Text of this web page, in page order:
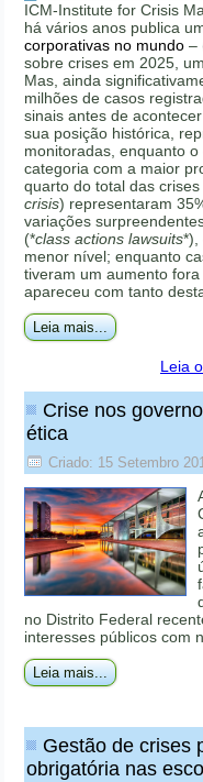
ICM-Institute for Crisis
há vários anos publica
corporativas no mundo –
sobre crises em 2025,
Mas, ainda
milhões de casos
sinais antes de
sua posição histórica,
monitoradas, enquanto
categoria com a maior
quarto do total das
crisis) representaram
variações
(*class actions lawsuits*),
menor nível; enquanto
tiveram um aumento
apareceu com tanto
Leia mais...
Leia
Crise nos
ética
Criado: 15 Setembro
no Distrito Federal
interesses públicos com
Leia mais...
Gestão de crises
obrigatória nas